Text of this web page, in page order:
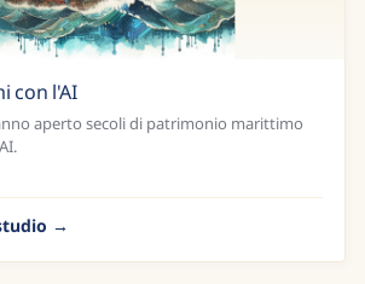
con l'AI
aperto secoli di patrimonio marittimo